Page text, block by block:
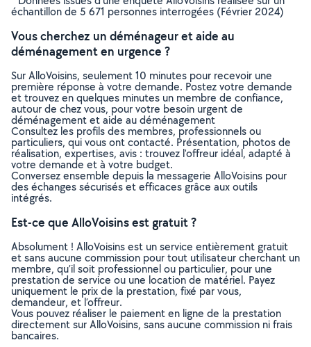
échantillon de 5 671 personnes interrogées (Février 2024)
Vous cherchez un déménageur et aide au
déménagement en urgence ?
Sur AlloVoisins, seulement 10 minutes pour recevoir une
première réponse à votre demande. Postez votre demande
et trouvez en quelques minutes un membre de confiance,
autour de chez vous, pour votre besoin urgent de
déménagement et aide au déménagement
Consultez les profils des membres, professionnels ou
particuliers, qui vous ont contacté. Présentation, photos de
réalisation, expertises, avis : trouvez l'offreur idéal, adapté à
votre demande et à votre budget.
Conversez ensemble depuis la messagerie AlloVoisins pour
des échanges sécurisés et efficaces grâce aux outils
intégrés.
Est-ce que AlloVoisins est gratuit ?
Absolument ! AlloVoisins est un service entièrement gratuit
et sans aucune commission pour tout utilisateur cherchant un
membre, qu’il soit professionnel ou particulier, pour une
prestation de service ou une location de matériel. Payez
uniquement le prix de la prestation, fixé par vous,
demandeur, et l’offreur.
Vous pouvez réaliser le paiement en ligne de la prestation
directement sur AlloVoisins, sans aucune commission ni frais
bancaires.